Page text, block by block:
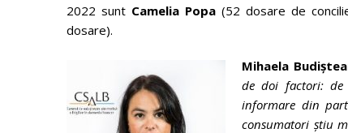
2022 sunt Camelia Popa(52 dosare de
dosare).
Mihaela
de doi factori:
informare din
consumatori știu